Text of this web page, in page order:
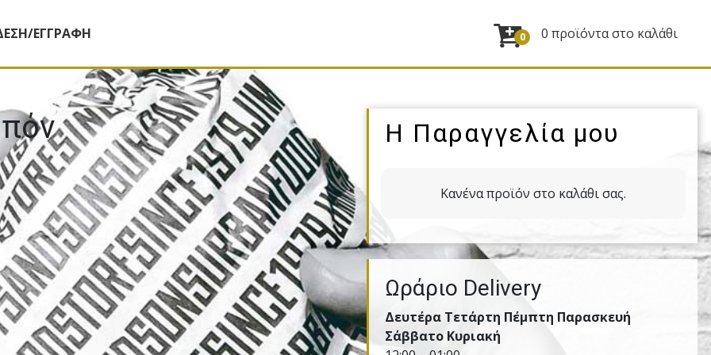
ΕΓΓΡΑΦΗ 0 0 προϊόντα στο καλάθι
Η Παραγγελία μου
Κανένα προϊόν στο καλάθι σας.
Ωράριο Delivery
Δευτέρα Τετάρτη Πέμπτη Παρασκευή
Σάββατο Κυριακή